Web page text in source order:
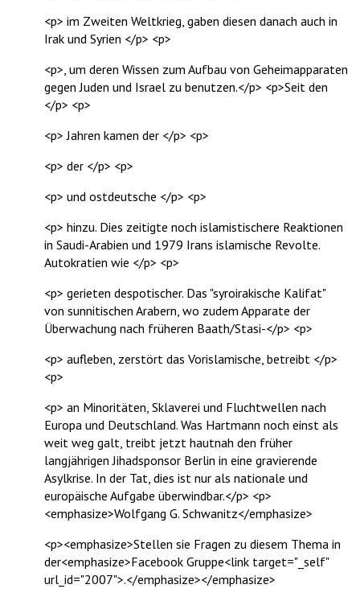
<p> im Zweiten Weltkrieg, gaben diesen danach auch in
Irak und Syrien </p> <p>
<p>, um deren Wissen zum Aufbau von Geheimapparaten
gegen Juden und Israel zu benutzen.</p> <p>Seit den
</p> <p>
<p> Jahren kamen der </p> <p>
<p> der </p> <p>
<p> und ostdeutsche </p> <p>
<p> hinzu. Dies zeitigte noch islamistischere Reaktionen
in Saudi-Arabien und 1979 Irans islamische Revolte.
Autokratien wie </p> <p>
<p> gerieten despotischer. Das "syroirakische Kalifat"
von sunnitischen Arabern, wo zudem Apparate der
Überwachung nach früheren Baath/Stasi-</p> <p>
<p> aufleben, zerstört das Vorislamische, betreibt </p>
<p>
<p> an Minoritäten, Sklaverei und Fluchtwellen nach
Europa und Deutschland. Was Hartmann noch einst als
weit weg galt, treibt jetzt hautnah den früher
langjährigen Jihadsponsor Berlin in eine gravierende
Asylkrise. In der Tat, dies ist nur als nationale und
europäische Aufgabe überwindbar.</p> <p>
<emphasize>Wolfgang G. Schwanitz</emphasize>
<p><emphasize>Stellen sie Fragen zu diesem Thema in
der<emphasize>Facebook Gruppe<link target="_self"
url_id="2007">.</emphasize></emphasize>